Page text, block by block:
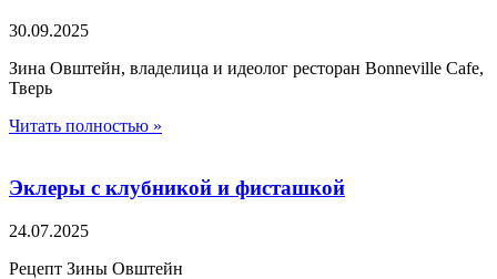
30.09.2025
Зина Овштейн, владелица и идеолог ресторан Bonneville Cafe,
Тверь
Читать полностью »
Эклеры с клубникой и фисташкой
24.07.2025
Рецепт Зины Овштейн